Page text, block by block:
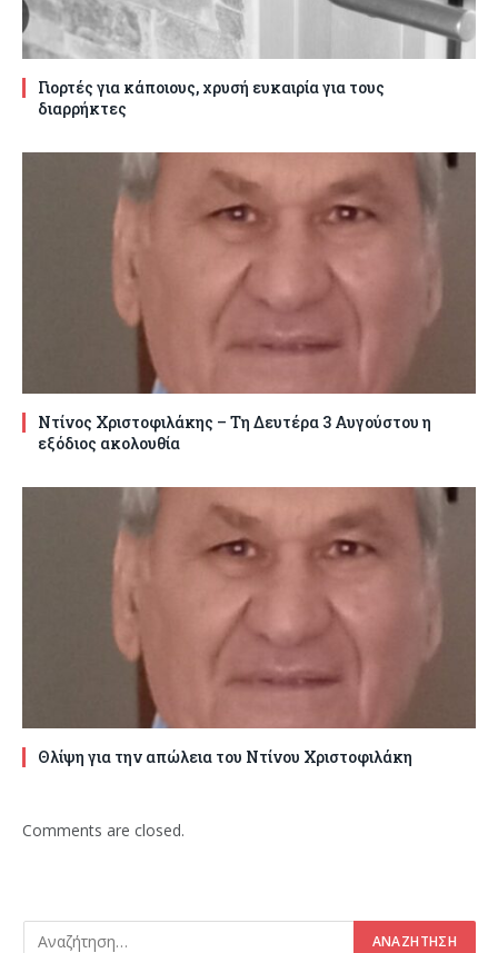
Γιορτές για κάποιους, χρυσή ευκαιρία για τους
διαρρήκτες
Ντίνος Χριστοφιλάκης – Τη Δευτέρα 3 Αυγούστου η
εξόδιος ακολουθία
Θλίψη για την απώλεια του Ντίνου Χριστοφιλάκη
Comments are closed.